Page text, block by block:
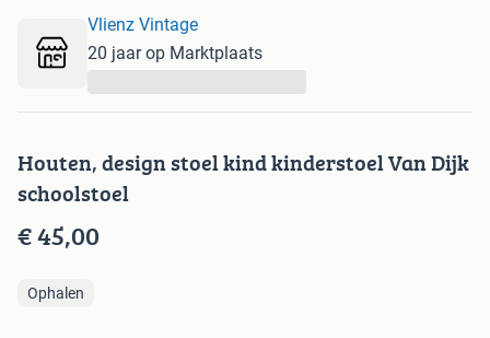
Houten, design stoel kind kinderstoel Van Dijk
schoolstoel
€ 45,00
Ophalen
Vlienz Vintage
20 jaar op Marktplaats